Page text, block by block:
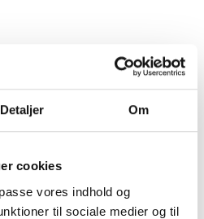
Detaljer Om
cookies
vores indhold og
til sociale medier og til
bagerst i bogen.
bogen